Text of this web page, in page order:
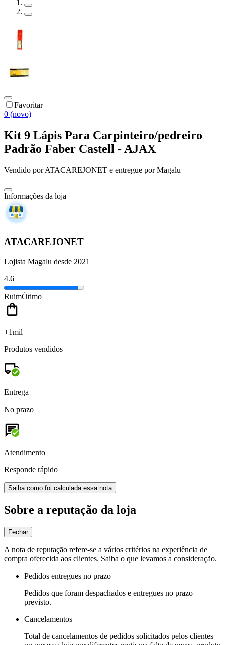
Favoritar
0 (novo)
Kit 9 Lápis Para Carpinteiro/pedreiro
Padrão Faber Castell - AJAX
Vendido porATACAREJONET e entregue por Magalu
Informações da loja
ATACAREJONET
Lojista Magalu desde 2021
4.6
RuimÓtimo
+1mil
Produtos vendidos
Entrega
No prazo
Atendimento
Responde rápido
Saiba como foi calculada essa nota
Sobre a reputação da loja
Fechar
A nota de reputação refere-se a vários critérios na experiência de
compra oferecida aos clientes. Saiba o que levamos a consideração.
Pedidos entregues no prazo
Pedidos que foram despachados e entregues no prazo
previsto.
Cancelamentos
Total de cancelamentos de pedidos solicitados pelos clientes